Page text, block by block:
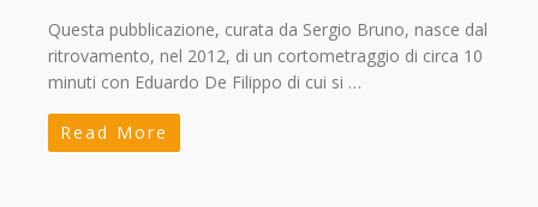
Questa pubblicazione, curata da Sergio Bruno, nasce dal
ritrovamento, nel 2012, di un cortometraggio di circa 10
minuti con Eduardo De Filippo di cui si …
Read More